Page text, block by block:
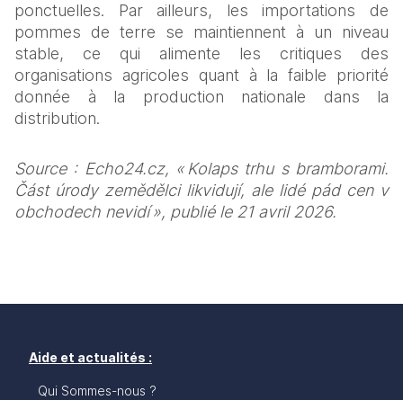
ponctuelles. Par ailleurs, les importations de
pommes de terre se maintiennent à un niveau
stable, ce qui alimente les critiques des
organisations agricoles quant à la faible priorité
donnée à la production nationale dans la
distribution.
Source : Echo24.cz, « Kolaps trhu s bramborami.
Část úrody zemědělci likvidují, ale lidé pád cen v
obchodech nevidí », publié le 21 avril 2026.
Aide et actualités :
Qui Sommes-nous ?